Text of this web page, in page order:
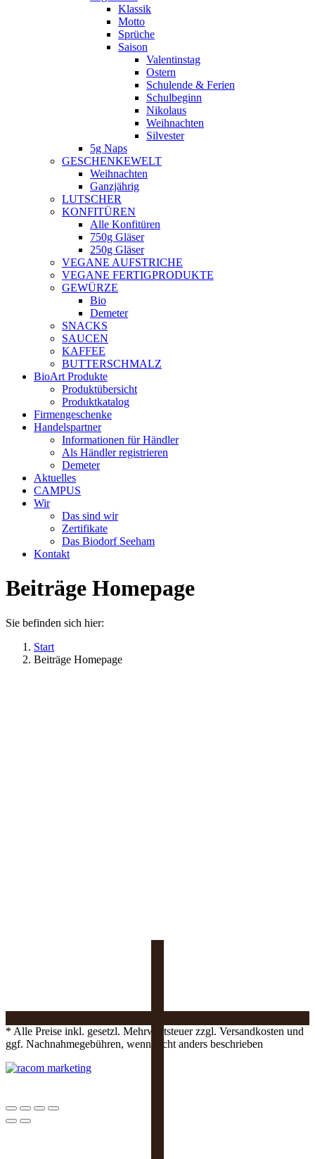
Klassik
Motto
Sprüche
Saison
Valentinstag
Ostern
Schulende & Ferien
Schulbeginn
Nikolaus
Weihnachten
Silvester
5g Naps
GESCHENKEWELT
Weihnachten
Ganzjährig
LUTSCHER
KONFITÜREN
Alle Konfitüren
750g Gläser
250g Gläser
VEGANE AUFSTRICHE
VEGANE FERTIGPRODUKTE
GEWÜRZE
Bio
Demeter
SNACKS
SAUCEN
KAFFEE
BUTTERSCHMALZ
BioArt Produkte
Produktübersicht
Produktkatalog
Firmengeschenke
Handelspartner
Informationen für Händler
Als Händler registrieren
Demeter
Aktuelles
CAMPUS
Wir
Das sind wir
Zertifikate
Das Biodorf Seeham
Kontakt
Beiträge Homepage
Sie befinden sich hier:
Start
Beiträge Homepage
* Alle Preise inkl. gesetzl. Mehrwertsteuer zzgl. Versandkosten und
ggf. Nachnahmegebühren, wenn nicht anders beschrieben